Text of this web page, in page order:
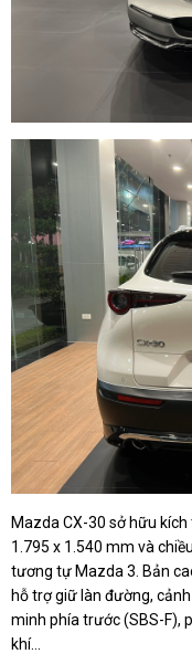
Mazda CX-30 sở hữu
1.795 x 1.540 mm và
tương tự Mazda 3. Bản
hỗ trợ giữ làn đường,
minh phía trước (SBS-F),
khí…